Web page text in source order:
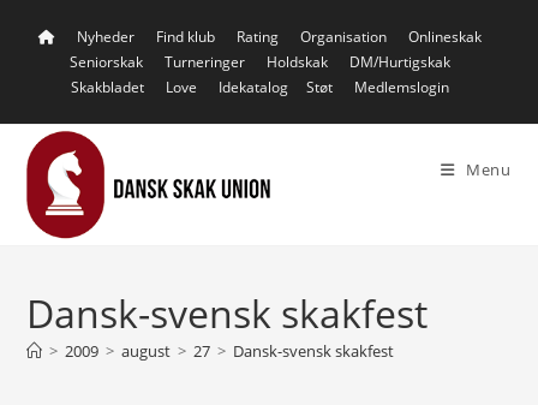
Nyheder Find klub Rating Organisation
Onlineskak
Seniorskak
Turneringer Holdskak
DM/Hurtigskak
Skakbladet
Love Idekatalog Støt Medlemslogin
Menu
Dansk-svensk skakfest
> 2009 > august > 27 > Dansk-svensk skakfest